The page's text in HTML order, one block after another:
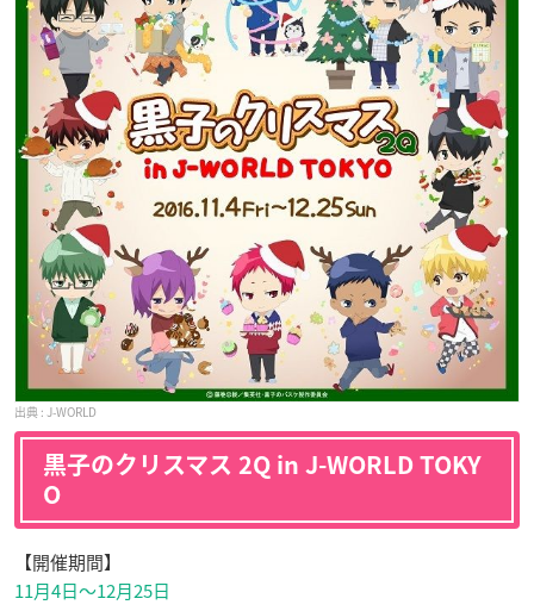
J-WORLD
黒子のクリスマス 2Q in J-WORLD TOKY
O
【開催期間】
11月4日〜12月25日